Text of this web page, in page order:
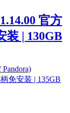
官方
装 | 130GB